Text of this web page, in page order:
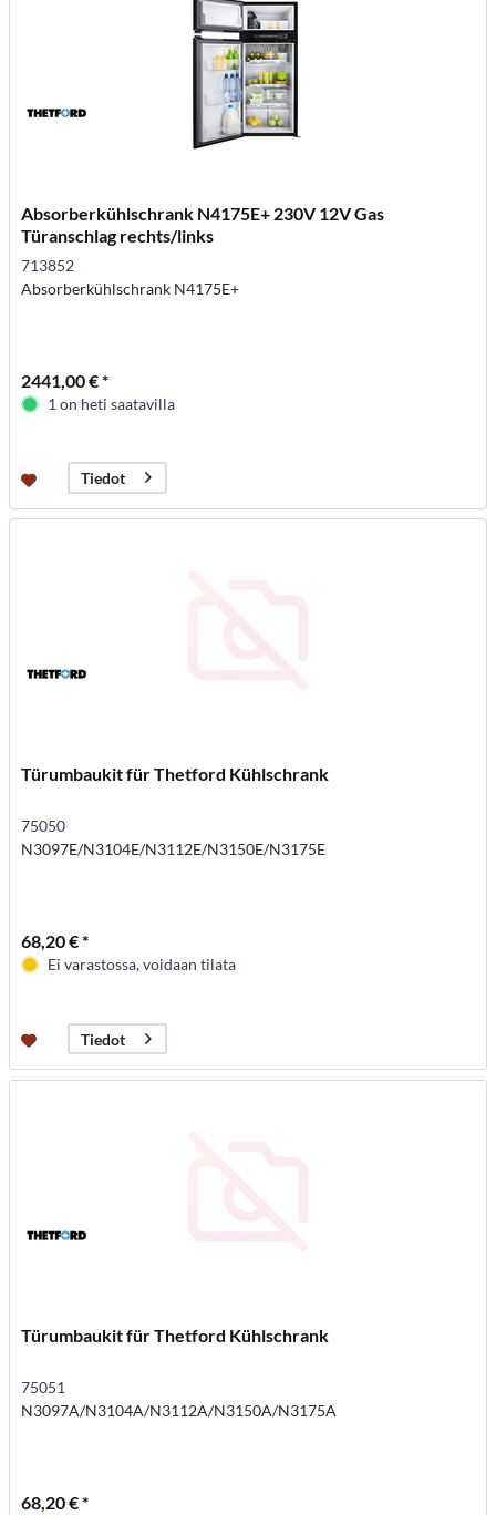
Absorberkühlschrank N4175E+ 230V 12V Gas
Türanschlag rechts/links
713852
Absorberkühlschrank N4175E+
2441,00 € *
1 on heti saatavilla
Tiedot
Türumbaukit für Thetford Kühlschrank
75050
N3097E/N3104E/N3112E/N3150E/N3175E
68,20 € *
Ei varastossa, voidaan tilata
Tiedot
Türumbaukit für Thetford Kühlschrank
75051
N3097A/N3104A/N3112A/N3150A/N3175A
68,20 € *